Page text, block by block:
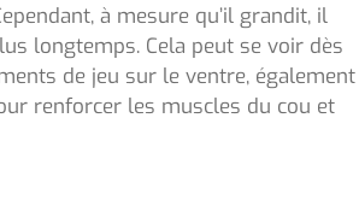
à mesure qu’il grandit, il
longtemps. Cela peut se voir dès
de jeu sur le ventre, également
renforcer les muscles du cou et